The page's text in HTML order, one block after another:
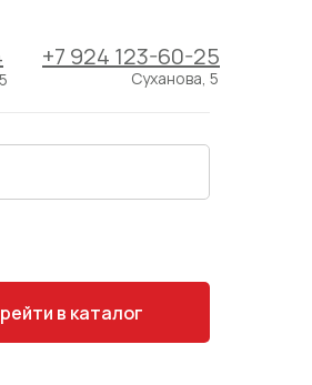
+7 924 123-60-25
Суханова, 5
в каталог